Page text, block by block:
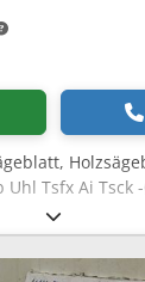
Tsfx Ai Tsck
n max. 5500 -
5x vorhanden -